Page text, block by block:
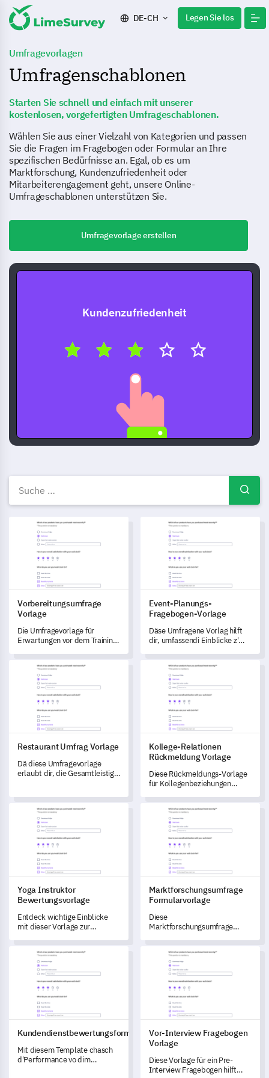
DE-CH Legen Sie los
Umfragevorlagen
Umfragenschablonen
Starten Sie schnell und einfach mit unserer
kostenlosen, vorgefertigten Umfrageschablonen.
Wählen Sie aus einer Vielzahl von Kategorien und passen
Sie die Fragen im Fragebogen oder Formular an Ihre
spezifischen Bedürfnisse an. Egal, ob es um
Marktforschung, Kundenzufriedenheit oder
Mitarbeiterengagement geht, unsere Online-
Umfrageschablonen unterstützen Sie.
Umfragevorlage erstellen
Kundenzufriedenheit
Kostenlose
Vorbereitungsumfrage Vorlage
Vorbereitungsumfrage
Vorlage
Die Umfragevorlage für
Erwartungen vor dem Training
Erwartungen und Lernstile der
Teilnehmenden vor einem Kurs
zu bewerten.
Event-Planungs-Fragebogen-
Event-Planungs-
Fragebogen-Vorlage
Däse Umfragene Vorlag hilft
dir, umfassendi Einblicke z'
Eventplanigsprozess z'
verändere.
Restaurant Umfrag Vorlage
Restaurant Umfrag Vorlage
Dä diese Umfragevorlage
erlaubt dir, die Gesamtleistig
Verbesserige nötig sind.
Kollege-Relationen
Kollege-Relationen
Rückmeldung Vorlage
Diese Rückmeldungs-Vorlage
für Kollegenbeziehungen
Beziehungen am Arbeitsplatz.
Yoga Instruktor Bewertungsvorlage
Yoga Instruktor
Bewertungsvorlage
Entdeck wichtige Einblicke
mit dieser Vorlage zur
die entwickelt wurde, um die
Effektivität von Yoga-Lehrern
zu bewerten.
Marktforschungsumfrage
Marktforschungsumfrage
Formularvorlage
Diese
Marktforschungsumfrage
wichtige Daten bezüglich der
Konsumentendemografie,
Kaufgewohnheiten,
Zufriedenheitsniveaus,
aufgetretenen
Herausforderungen und
zukünftigen Präferenzen für
Produkte oder
Dienstleistungen zu sammeln.
Kundendienstbewertungsformular
Kundendienstbewertungsformular
Mit diesem Template chasch
d'Performance vo dim
Vor-Interview Fragebogen
Vor-Interview Fragebogen
Vorlage
Diese Vorlage für ein Pre-
Interview Fragebogen hilft